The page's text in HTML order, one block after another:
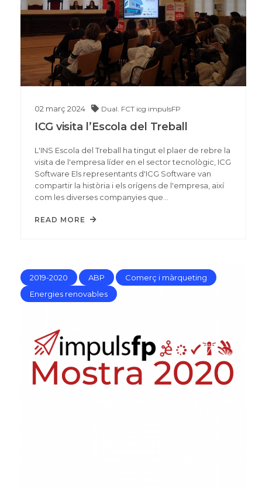
02 març 2024 Dual. FCT icg impulsFP
ICG visita l’Escola del Treball
L'INS Escola del Treball ha tingut el plaer de rebre la
visita de l'empresa líder en el sector tecnològic, ICG
Software Els representants d'ICG Software van
compartir la història i els orígens de l'empresa, així
com les diverses companyies que…
READ MORE
2019-2020 ABP
Comerç i màrqueting
Energies renovables